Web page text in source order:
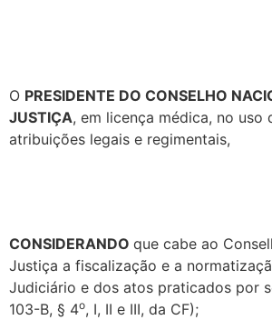
O PRESIDENTE DO CONSELHO
JUSTIÇA, em licença médica, no uso
atribuições legais e regimentais,
CONSIDERANDO que cabe ao
Justiça a fiscalização e a
Judiciário e dos atos praticados por
103-B, § 4o, I, II e III, da CF);